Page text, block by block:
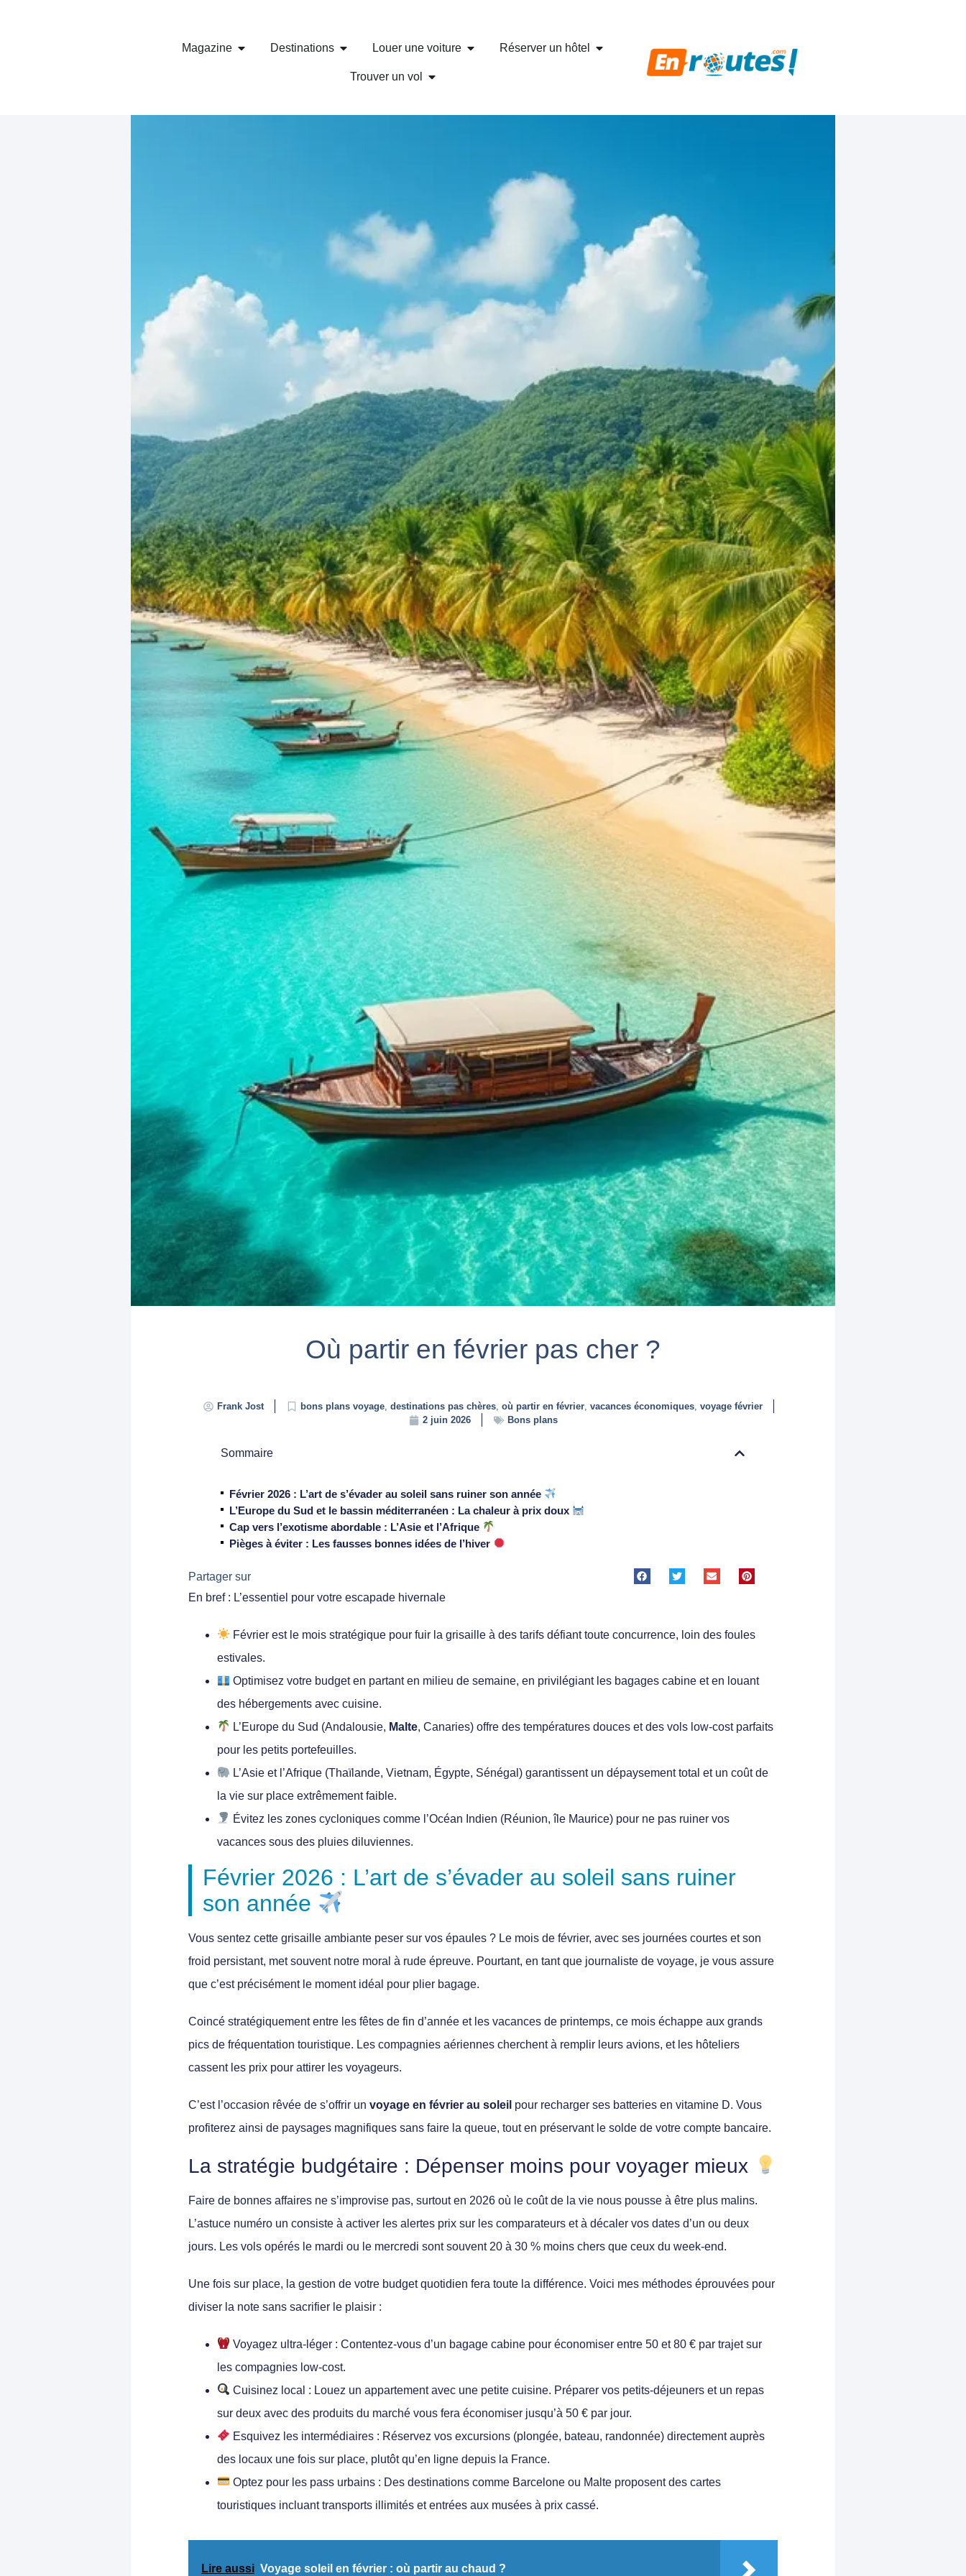
Magazine Destinations Louer une voiture Réserver un hôtel
Trouver un vol
Où partir en février pas cher ?
Frank Jost bons plans voyage, destinations pas chères, où partir en février, vacances économiques, voyage février
2 juin 2026
Bons plans
Sommaire
Février 2026 : L’art de s’évader au soleil sans ruiner son année
L’Europe du Sud et le bassin méditerranéen : La chaleur à prix doux
Cap vers l’exotisme abordable : L’Asie et l’Afrique
Pièges à éviter : Les fausses bonnes idées de l’hiver
Partager sur
En bref : L’essentiel pour votre escapade hivernale
Février est le mois stratégique pour fuir la grisaille à des tarifs défiant toute concurrence, loin des foules
estivales.
Optimisez votre budgeten partant en milieu de semaine, en privilégiant les bagages cabine et en louant
des hébergements avec cuisine.
L’Europe du Sud (Andalousie, Malte, Canaries) offre des températures douces et des vols low-cost parfaits
pour les petits portefeuilles.
L’Asie et l’Afrique (Thaïlande, Vietnam, Égypte, Sénégal) garantissent un dépaysement total et un coût de
la vie sur place extrêmement faible.
Évitez les zones cycloniques comme l’Océan Indien (Réunion, île Maurice) pour ne pas ruiner vos
vacances sous des pluies diluviennes.
Février 2026 : L’art de s’évader au soleil sans ruiner
son année
Vous sentez cette grisaille ambiante peser sur vos épaules ? Le mois de février, avec ses journées courtes et son
froid persistant, met souvent notre moral à rude épreuve. Pourtant, en tant que journaliste de voyage, je vous assure
que c’est précisément le moment idéal pour plier bagage.
Coincé stratégiquement entre les fêtes de fin d’année et les vacances de printemps, ce mois échappe aux grands
pics de fréquentation touristique. Les compagnies aériennes cherchent à remplir leurs avions, et les hôteliers
cassent les prix pour attirer les voyageurs.
C’est l’occasion rêvée de s’offrir un voyage en février au soleil pour recharger ses batteries en vitamine D. Vous
profiterez ainsi de paysages magnifiques sans faire la queue, tout en préservant le solde de votre compte bancaire.
La stratégie budgétaire : Dépenser moins pour voyager mieux
Faire de bonnes affaires ne s’improvise pas, surtout en 2026 où le coût de la vie nous pousse à être plus malins.
L’astuce numéro un consiste à activer les alertes prix sur les comparateurs et à décaler vos dates d’un ou deux
jours. Les vols opérés le mardi ou le mercredi sont souvent 20 à 30 % moins chers que ceux du week-end.
Une fois sur place, la gestion de votre budget quotidien fera toute la différence. Voici mes méthodes éprouvées pour
diviser la note sans sacrifier le plaisir :
Voyagez ultra-léger : Contentez-vous d’un bagage cabine pour économiser entre 50 et 80 € par trajet sur
les compagnies low-cost.
Cuisinez local : Louez un appartement avec une petite cuisine. Préparer vos petits-déjeuners et un repas
sur deux avec des produits du marché vous fera économiser jusqu’à 50 € par jour.
Esquivez les intermédiaires : Réservez vos excursions (plongée, bateau, randonnée) directement auprès
des locaux une fois sur place, plutôt qu’en ligne depuis la France.
Optez pour les pass urbains : Des destinations comme Barcelone ou Malte proposent des cartes
touristiques incluant transports illimités et entrées aux musées à prix cassé.
Lire aussi Voyage soleil en février : où partir au chaud ?